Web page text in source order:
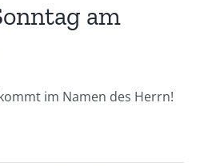
am
im Namen des Herrn!